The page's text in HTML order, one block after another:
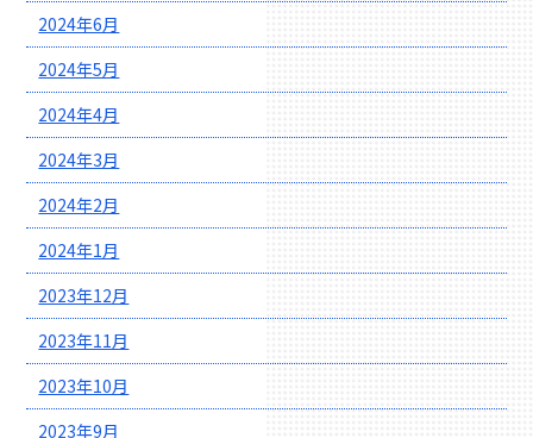
2024年6月
2024年5月
2024年4月
2024年3月
2024年2月
2024年1月
2023年12月
2023年11月
2023年10月
2023年9月